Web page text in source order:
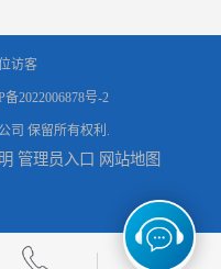
鹤管活动梯_鹤管活动梯销售_鹤管活动梯供应商
访客
备2022006878号-2
司 保留所有权利.
管理员入口 网站地图